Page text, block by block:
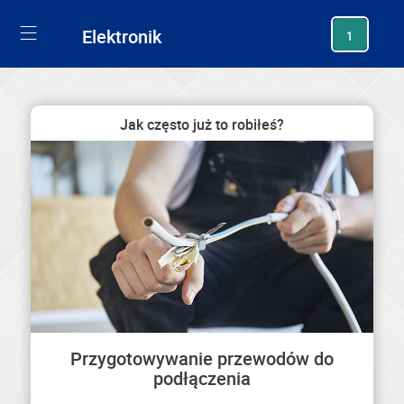
Elektronik 1
Jak często już to robiłeś?
Przygotowywanie przewodów do
podłączenia